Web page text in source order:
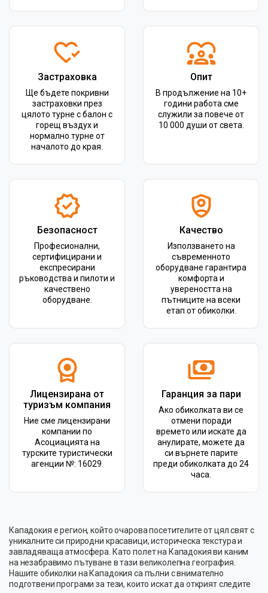
Застраховка
Ще бъдете покривни
застраховки през
цялото турне с балон с
горещ въздух и
нормално турне от
началото до края.
Опит
В продължение на 10+
години работа сме
служили за повече от
10 000 души от света.
Безопасност
Професионални,
сертифицирани и
експресирани
ръководства и пилоти и
качествено
оборудване.
Качество
Използването на
съвременното
оборудване гарантира
комфорта и
увереността на
пътниците на всеки
етап от обиколки.
Лицензирана от
туризъм компания
Ние сме лицензирани
компании по
Асоциацията на
турските туристически
агенции №: 16029.
Гаранция за пари
Ако обиколката ви се
отмени поради
времето или искате да
анулирате, можете да
си върнете парите
преди обиколката до 24
часа.
Кападокия е регион, който очарова посетителите от цял ​​свят с
уникалните си природни красавици, историческа текстура и
завладяваща атмосфера. Като полет на Кападокия ви каним
на незабравимо пътуване в тази великолепна география.
Нашите обиколки на Кападокия са пълни с внимателно
подготвени програми за тези, които искат да открият следите